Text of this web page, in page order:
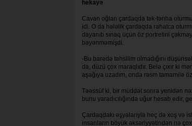
hekayə
Cavan oğlan çardaqda tək-tənha
idi. O da hələlik çardaqda rahatca
dayanıb sınaq üçün öz portretini
bəyənməmişdi.
-Bu barədə təhsilim olmadığını
da, düzü çox maraqlıdır. Belə çıxır ki
aşağıya uzadım, onda rəsm tamamilə
Təəssüf ki, bir müddət sonra yenidən
bunu yaradıcılığında uğur hesab
Çardaqdakı əşyalarıyla heç də xoş və
insanların böyük əksəriyyətindən nə